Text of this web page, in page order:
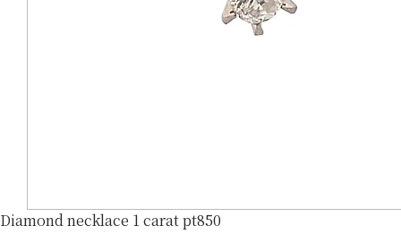
Diamond necklace 1 carat pt850